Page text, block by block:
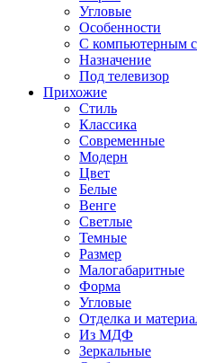
Угловые
Особенности
С компьютерным
Назначение
Под телевизор
Прихожие
Стиль
Классика
Современные
Модерн
Цвет
Белые
Венге
Светлые
Темные
Размер
Малогабаритные
Форма
Угловые
Отделка и
Из МДФ
Зеркальные